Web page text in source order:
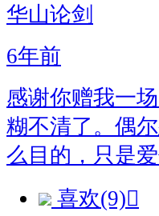
华山论剑
6年前
感谢你赠我一
糊不清了。偶
么目的，只是爱
喜欢(9)